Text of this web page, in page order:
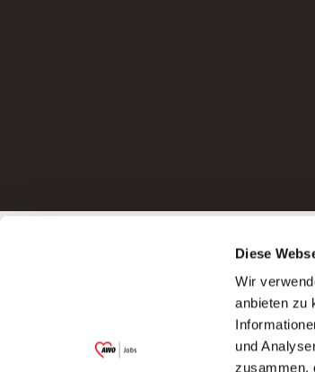
Diese
Wir
anbieten zu
und
zusammen,
Garitz Bewirtschaftungsbetriebe GmbH
(Ein Tochterunternehmen des AWO
Bezirksverbandes Unterfranken e.V.)